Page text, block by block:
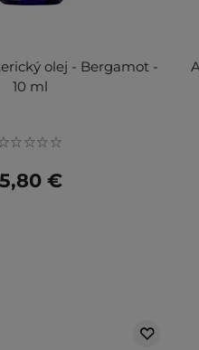
olej - Bergamot -
10 ml
5,80 €